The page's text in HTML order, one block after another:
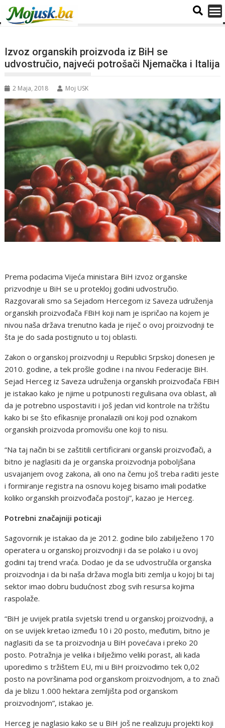
Izvoz organskih proizvoda iz BiH se
udvostručio, najveći potrošači Njemačka i Italija
2 Maja, 2018 Moj USK
Prema podacima Vijeća ministara BiH izvoz organske
prizvodnje u BiH se u protekloj godini udvostručio.
Razgovarali smo sa Sejadom Hercegom iz Saveza udruženja
organskih proizvođača FBiH koji nam je ispričao na kojem je
nivou naša država trenutno kada je riječ o ovoj proizvodnji te
šta je do sada postignuto u toj oblasti.
Zakon o organskoj proizvodnji u Republici Srpskoj donesen je
2010. godine, a tek prošle godine i na nivou Federacije BiH.
Sejad Herceg iz Saveza udruženja organskih proizvođača FBiH
je istakao kako je njime u potpunosti regulisana ova oblast, ali
da je potrebno uspostaviti i još jedan vid kontrole na tržištu
kako bi se što efikasnije pronalazili oni koji pod oznakom
organskih proizvoda promovišu one koji to nisu.
“Na taj način bi se zaštitili certificirani organski proizvođači, a
bitno je naglasiti da je organska proizvodnja poboljšana
usvajanjem ovog zakona, ali ono na čemu još treba raditi jeste
i formiranje registra na osnovu kojeg bisamo imali podatke
koliko organskih proizvođača postoji”, kazao je Herceg.
Potrebni značajniji poticaji
Sagovornik je istakao da je 2012. godine bilo zabilježeno 170
operatera u organskoj proizvodnji i da se polako i u ovoj
godini taj trend vraća. Dodao je da se udvostručila organska
proizvodnja i da bi naša država mogla biti zemlja u kojoj bi taj
sektor imao dobru budućnost zbog svih resursa kojima
raspolaže.
“BiH je uvijek pratila svjetski trend u organskoj proizvodnji, a
on se uvijek kretao između 10 i 20 posto, međutim, bitno je
naglasiti da se ta proizvodnja u BiH povećava i preko 20
posto. Potražnja je velika i bilježimo veliki porast, ali kada
uporedimo s tržištem EU, mi u BiH proizvodimo tek 0,02
posto na površinama pod organskom proizvodnjom, a to znači
da je blizu 1.000 hektara zemljišta pod organskom
proizvodnjom”, istakao je.
Herceg je naglasio kako se u BiH još ne realizuju projekti koji